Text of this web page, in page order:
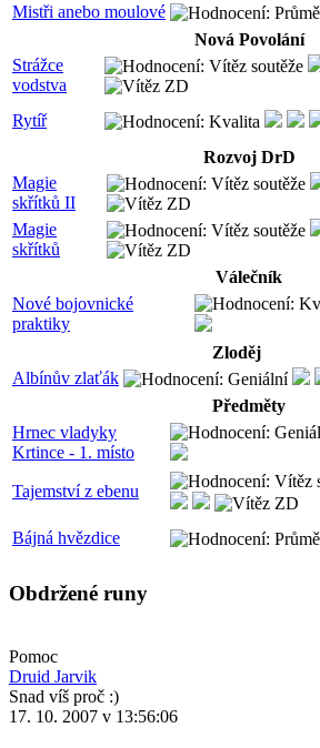
Mistři anebo moulové
Nová Povolání
Strážce
vodstva
Rytíř
Rozvoj DrD
Magie
skřítků II
Magie
skřítků
Válečník
Nové bojovnické
praktiky
Zloděj
Albínův zlaťák
Předměty
Hrnec vladyky
Krtince - 1. místo
Tajemství z ebenu
Bájná hvězdice
Obdržené runy
Pomoc
Druid Jarvik
Snad víš proč :)
17. 10. 2007 v 13:56:06